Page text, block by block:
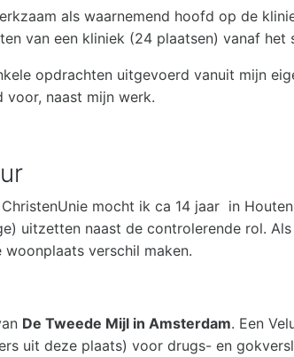
als waarnemend hoofd op de
van een kliniek (24 plaatsen) vanaf het
opdrachten uitgevoerd vanuit mijn
naast mijn werk.
mocht ik ca 14 jaar in
uitzetten naast de controlerende rol.
verschil maken.
De Tweede Mijl in Amsterdam. Een
uit deze plaats) voor drugs- en